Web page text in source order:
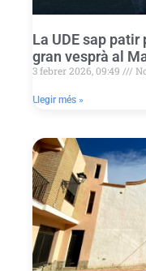
La UDE sap patir
gran vesprà al
3 febrer 2026, 09:49
Llegir més »